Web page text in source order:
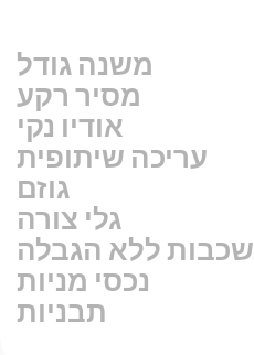
מסיר רקע
אודיו נקי
עריכה שיתופית
גוזם
גלי צורה
שכבות ללא הגבלה
נכסי מניות
תבניות